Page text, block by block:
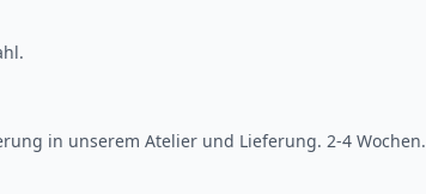
in unserem Atelier und Lieferung. 2-4 Wochen.